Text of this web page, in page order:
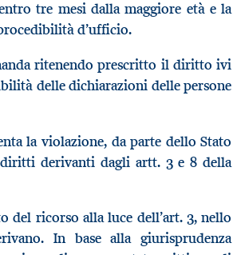
tre mesi dalla maggiore età e la
d’ufficio.
ritenendo prescritto il diritto ivi
delle dichiarazioni delle persone
la violazione, da parte dello Stato
derivanti dagli artt. 3 e 8 della
del ricorso alla luce dell’art. 3, nello
In base alla giurisprudenza